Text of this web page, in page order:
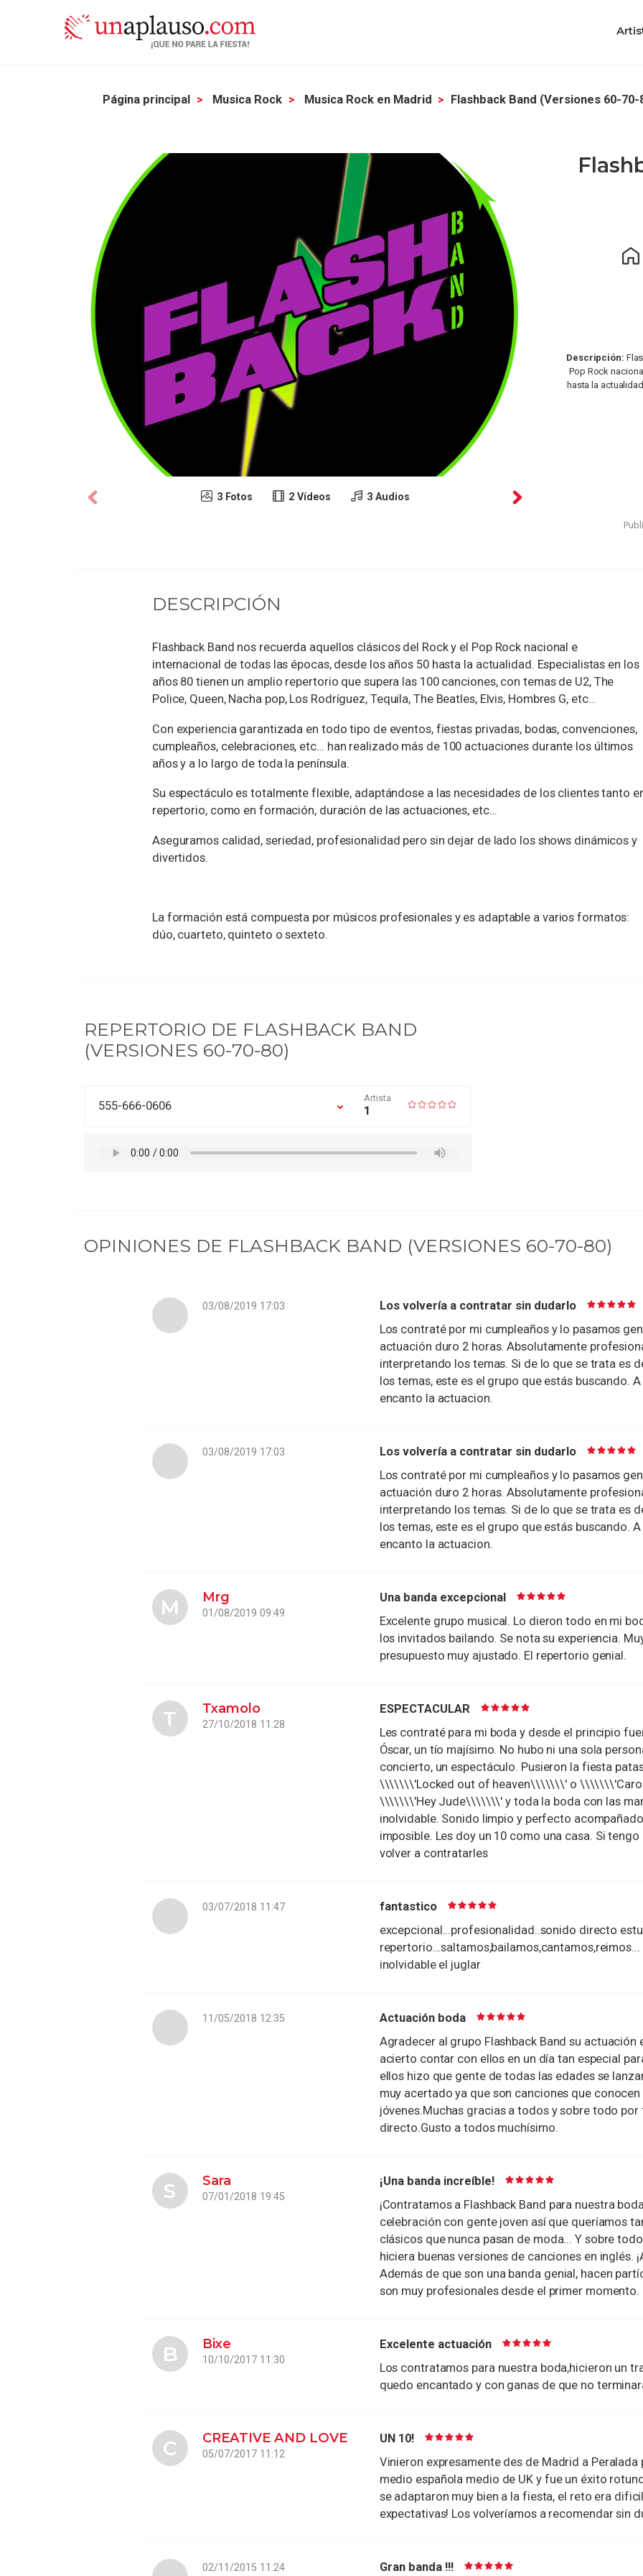
Página principal Musica Rock Musica Rock en Madrid Flashback Band (versiones 60-70-
3 Fotos 2 Vídeos 3 Audios
Descripción:
Pop Rock
hasta la
DESCRIPCIÓN
Flashback Band nos recuerda aquellos clásicosdel Rock y el Pop Rock nacional e
internacional de todas las épocas, desde los años 50 hasta la actualidad. Especialistas en los
años 80 tienen un amplio repertorio que supera las 100 canciones, con temas de U2, The
Police, Queen, Nacha pop, Los Rodríguez, Tequila, The Beatles, Elvis, Hombres G, etc…
Con experiencia garantizada en todo tipo de eventos, fiestas privadas, bodas, convenciones,
cumpleaños, celebraciones, etc… han realizado más de 100 actuaciones durante los últimos
años y a lo largo de toda la península.
Su espectáculo es totalmente flexible, adaptándose a las necesidades de los clientes tanto
repertorio, como en formación, duración de las actuaciones, etc…
Aseguramos calidad, seriedad, profesionalidad pero sin dejar de lado los shows dinámicos y
divertidos.
La formación está compuesta por músicos profesionales y es adaptable a varios formatos:
dúo, cuarteto, quinteto o sexteto.
REPERTORIO DE FLASHBACK BAND
(VERSIONES 60-70-80)
555-666-0606
Artista
1
OPINIONES DE FLASHBACK BAND (VERSIONES 60-70-80)
03/08/2019 17:03
Los volvería a contratar sin dudarlo
Los contraté por mi cumpleaños y lo pasamos
actuación duro 2 horas. Absolutamente
interpretando los temas. Si de lo que se trata es
los temas, este es el grupo que estás buscando.
encanto la actuacion.
03/08/2019 17:03
Los volvería a contratar sin dudarlo
Los contraté por mi cumpleaños y lo pasamos
actuación duro 2 horas. Absolutamente
interpretando los temas. Si de lo que se trata es
los temas, este es el grupo que estás buscando.
encanto la actuacion.
Mrg
01/08/2019 09:49
M
Una banda excepcional
Excelente grupo musical. Lo dieron todo en mi
los invitados bailando. Se nota su experiencia.
presupuesto muy ajustado. El repertorio genial.
Txamolo
27/10/2018 11:28
T
ESPECTACULAR
Les contraté para mi boda y desde el principio
Óscar, un tío majísimo. No hubo ni una sola
concierto, un espectáculo. Pusieron la fiesta
\\\\\\\'Locked out of heaven\\\\\\\' o
\\\\\\\'Hey Jude\\\\\\\' y toda la boda con las
inolvidable. Sonido limpio y perfecto
imposible. Les doy un 10 como una casa. Si
volver a contratarles
03/07/2018 11:47
fantastico
excepcional...profesionalidad..sonido directo
inolvidable el juglar
11/05/2018 12:35
Actuación boda
Agradecer al grupo Flashback Band su
acierto contar con ellos en un día tan especial
ellos hizo que gente de todas las edades se
muy acertado ya que son canciones que
jóvenes.Muchas gracias a todos y sobre todo
directo.Gusto a todos muchísimo.
Sara
07/01/2018 19:45
S
¡Una banda increíble!
¡Contratamos a Flashback Band para nuestra
celebración con gente joven así que queríamos
clásicos que nunca pasan de moda... Y sobre
hiciera buenas versiones de canciones en inglés.
Además de que son una banda genial, hacen
son muy profesionales desde el primer momento.
Bixe
10/10/2017 11:30
B
Excelente actuación
Los contratamos para nuestra boda,hicieron un
quedo encantado y con ganas de que no
CREATIVE AND LOVE
05/07/2017 11:12
C
UN 10!
Vinieron expresamente des de Madrid a Peralada
medio española medio de UK y fue un éxito
se adaptaron muy bien a la fiesta, el reto era
expectativas! Los volveríamos a recomendar sin
02/11/2015 11:24 Gran banda !!!